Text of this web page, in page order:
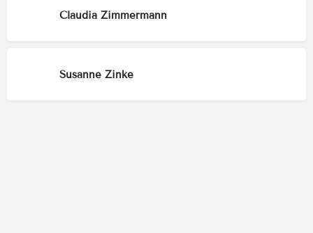
Claudia Zimmermann
Susanne Zinke